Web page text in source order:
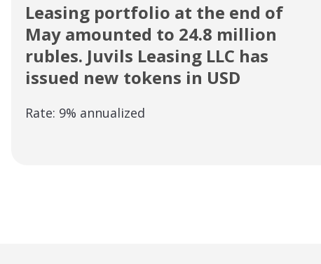
Leasing portfolio at the end of
May amounted to 24.8 million
rubles. Juvils Leasing LLC has
issued new tokens in USD
Rate: 9% annualized